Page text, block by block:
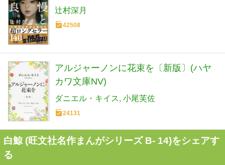
辻村深月
42508
アルジャーノンに花束を〔新版〕(ハヤ
カワ文庫NV)
ダニエル・キイス 小尾芙佐
24131
白鯨 (旺文社名作まんがシリーズ B- 14)をシェアす
る